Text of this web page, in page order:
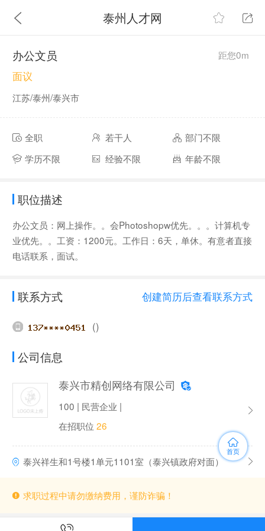
泰州人才网
办公文员 距您0m
面议
江苏/泰州/泰兴市
全职 若干人
部门不限
学历不限
经验不限 年龄不限
职位描述
办公文员：网上操作。。会Photoshopw优先。。。计算机专
业优先。。工资：1200元。工作日：6天，单休。有意者直接
电话联系，面试。
联系方式 创建简历后查看联系方式
()
公司信息
泰兴市精创网络有限公司
100 | 民营企业 |
在招职位 26
泰兴祥生和1号楼1单元1101室（泰兴镇政府对面）
求职过程中请勿缴纳费用，谨防诈骗！
首页